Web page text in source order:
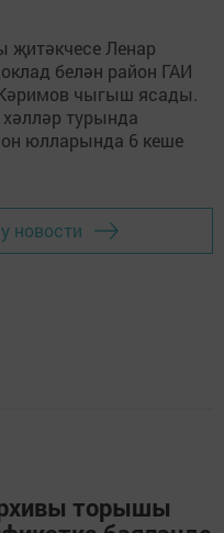
җитәкчесе Ленар
белән район ГАИ
чыгыш ясады.
турында
юлларында 6 кеше
новости
торышы